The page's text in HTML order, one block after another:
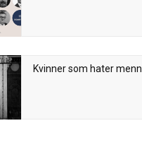
Kvinner som hater menn